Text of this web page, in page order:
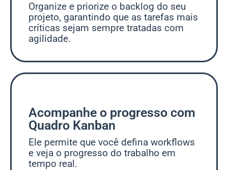
Organize e priorize o backlog do seu
projeto, garantindo que as tarefas mais
críticas sejam sempre tratadas com
agilidade.
Acompanhe o progresso com
Quadro Kanban
Ele permite que você defina workflows
e veja o progresso do trabalho em
tempo real.